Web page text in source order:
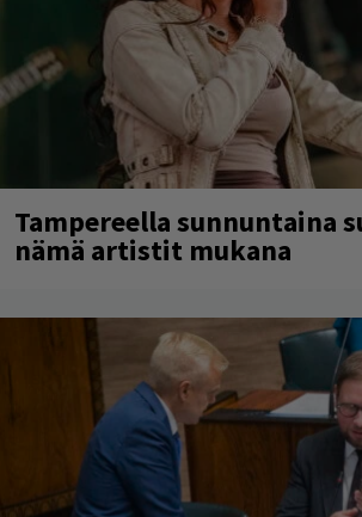
Tampereella sunnuntaina
nämä artistit mukana